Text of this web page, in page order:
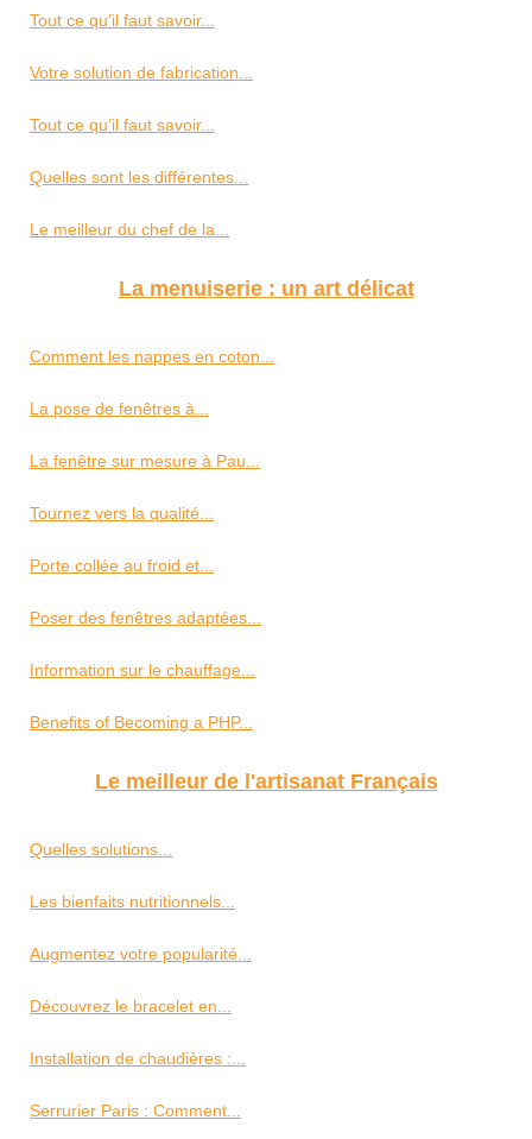
Tout ce qu’il faut savoir...
Votre solution de fabrication...
Tout ce qu’il faut savoir...
Quelles sont les différentes...
Le meilleur du chef de la...
La menuiserie : un art délicat
Comment les nappes en coton...
La pose de fenêtres à...
La fenêtre sur mesure à Pau...
Tournez vers la qualité...
Porte collée au froid et...
Poser des fenêtres adaptées...
Information sur le chauffage...
Benefits of Becoming a PHP...
Le meilleur de l'artisanat Français
Quelles solutions...
Les bienfaits nutritionnels...
Augmentez votre popularité...
Découvrez le bracelet en...
Installation de chaudières :...
Serrurier Paris : Comment...